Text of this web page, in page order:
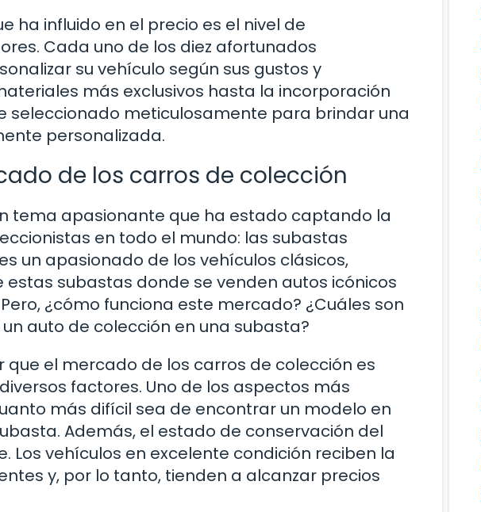
ha influido en el precio es el nivel de
Cada uno de los diez afortunados
su vehículo según sus gustos y
más exclusivos hasta la incorporación
seleccionado meticulosamente para brindar una
personalizada.
de los carros de colección
tema apasionante que ha estado captando la
en todo el mundo: las subastas
un apasionado de los vehículos clásicos,
subastas donde se venden autos icónicos
¿cómo funciona este mercado? ¿Cuáles son
auto de colección en una subasta?
el mercado de los carros de colección es
factores. Uno de los aspectos más
más difícil sea de encontrar un modelo en
Además, el estado de conservación del
vehículos en excelente condición reciben la
y, por lo tanto, tienden a alcanzar precios